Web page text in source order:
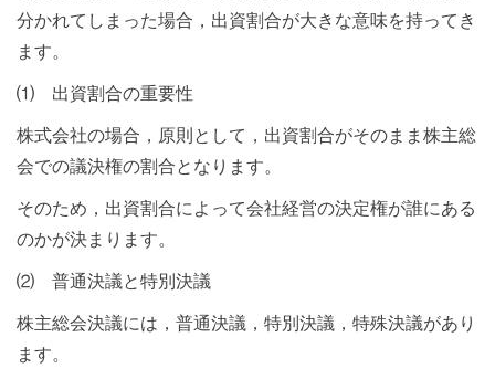
分かれてしまった場合，出資割合が大きな意味を持ってき
ます。
⑴ 出資割合の重要性
株式会社の場合，原則として，出資割合がそのまま株主総
会での議決権の割合となります。
そのため，出資割合によって会社経営の決定権が誰にある
のかが決まります。
⑵ 普通決議と特別決議
株主総会決議には，普通決議，特別決議，特殊決議があり
ます。